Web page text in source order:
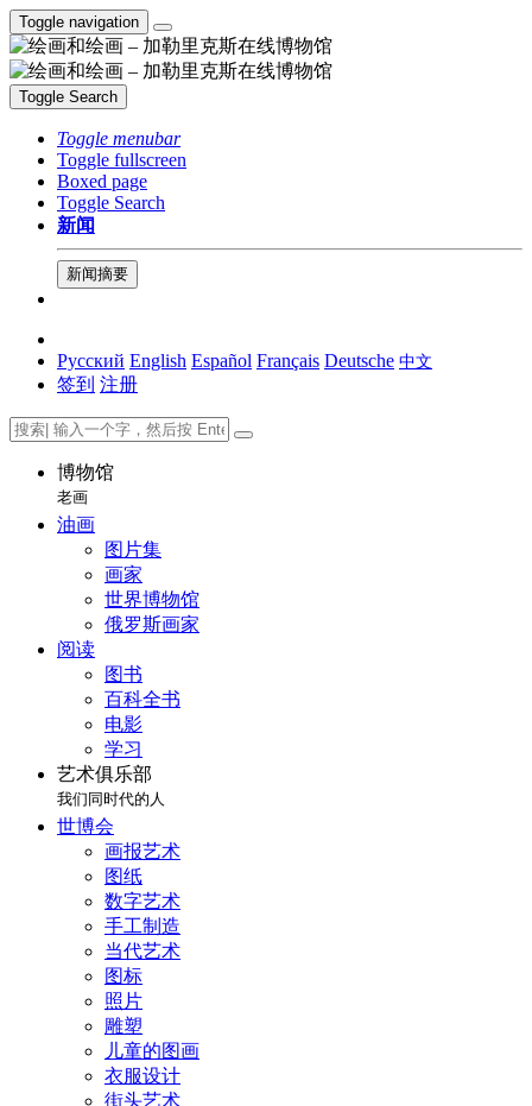
Toggle navigation
Toggle Search
Toggle menubar
Toggle fullscreen
Boxed page
Toggle Search
新闻
新闻摘要
Русский English Español Français Deutsche 中文
签到 注册
博物馆
老画
油画
图片集
画家
世界博物馆
俄罗斯画家
阅读
图书
百科全书
电影
学习
艺术俱乐部
我们同时代的人
世博会
画报艺术
图纸
数字艺术
手工制造
当代艺术
图标
照片
雕塑
儿童的图画
衣服设计
街头艺术